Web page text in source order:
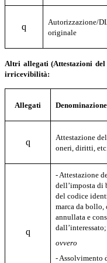
q Autorizzazione/
originale
Altri allegati (Attestazioni
irricevibilità:
Allegati
q
Attestazione
oneri, diritti, etc.
q
- Attestazione
dell’imposta di
del codice
marca da bollo,
annullata e
dall’interessato;
ovvero
- Assolvimento